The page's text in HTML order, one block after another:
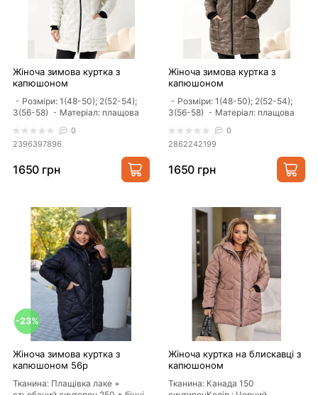
Жіноча зимова куртка з
капюшоном
⁃ Розміри: 1(48-50); 2(52-54);
3(56-58) ⁃ Матеріал: плащова
0
2396397896
1650 грн
Жіноча зимова куртка з
капюшоном
⁃ Розміри: 1(48-50); 2(52-54);
3(56-58) ⁃ Матеріал: плащова
0
2862242199
1650 грн
-23%
Жіноча зимова куртка з
капюшоном 56р
Тканина: Плащівка лаке +
Жіноча куртка на блискавці з
капюшоном
Тканина: Канада 150